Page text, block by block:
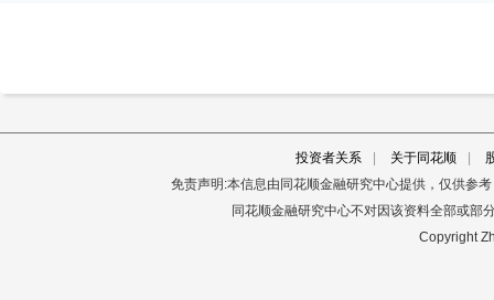
投资者关系 关于同花顺
免责声明:本信息由同花顺金融研究中心提供，仅供参
同花顺金融研究中心不对因该资料全部或部
Copyright